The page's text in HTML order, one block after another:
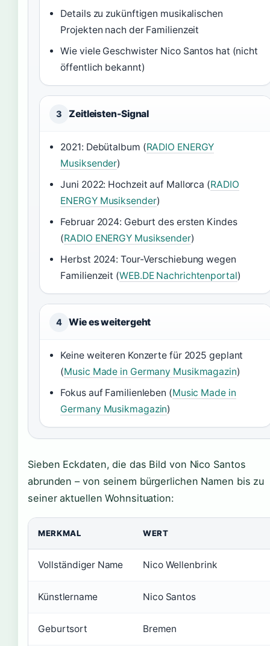
Details zu zukünftigen musikalischen
Projekten nach der Familienzeit
Wie viele Geschwister Nico Santos hat (nicht
öffentlich bekannt)
3 Zeitleisten-Signal
2021: Debütalbum (RADIO ENERGY
Musiksender)
Juni 2022: Hochzeit auf Mallorca (RADIO
ENERGY Musiksender)
Februar 2024: Geburt des ersten Kindes
(RADIO ENERGY Musiksender)
Herbst 2024: Tour-Verschiebung wegen
Familienzeit (WEB.DE Nachrichtenportal)
4 Wie es weitergeht
Keine weiteren Konzerte für 2025 geplant
(Music Made in Germany Musikmagazin)
Fokus auf Familienleben (Music Made in
Germany Musikmagazin)
Sieben Eckdaten, die das Bild von Nico Santos
abrunden – von seinem bürgerlichen Namen bis zu
seiner aktuellen Wohnsituation:
MERKMAL WERT
Vollständiger Name Nico Wellenbrink
Künstlername Nico Santos
Geburtsort Bremen